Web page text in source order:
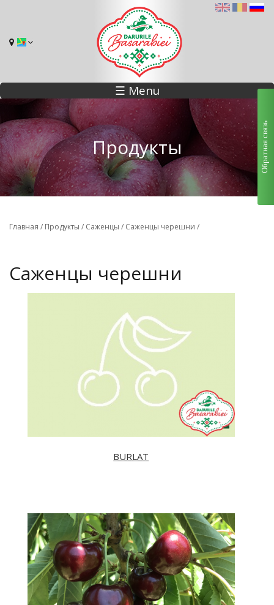
☰ Menu
Продукты
Вы здесь
Главная / Продукты / Саженцы / Саженцы черешни /
Саженцы черешни
BURLAT
Обратная связь